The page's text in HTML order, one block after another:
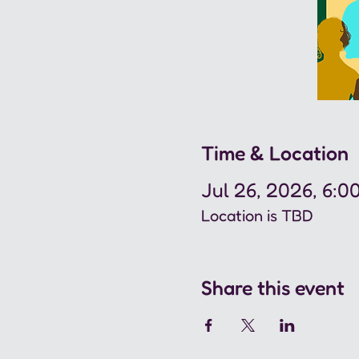
Time & Location
Jul 26, 2026,
Location is TBD
Share this event